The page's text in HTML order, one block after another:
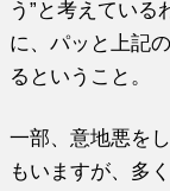
う”と考えている
に、パッと上記
るということ。
一部、意地悪を
もいますが、多